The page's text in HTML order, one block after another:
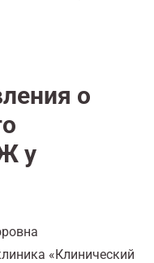
о
у
«Клинический